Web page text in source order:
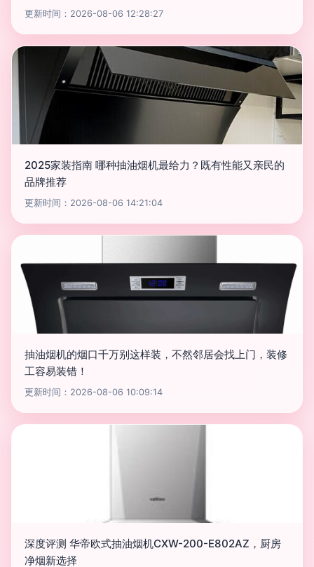
更新时间：2026-08-06 12:28:27
2025家装指南 哪种抽油烟机最给力？既有性能又亲民的
品牌推荐
更新时间：2026-08-06 14:21:04
抽油烟机的烟口千万别这样装，不然邻居会找上门，装修
工容易装错！
更新时间：2026-08-06 10:09:14
深度评测 华帝欧式抽油烟机CXW-200-E802AZ，厨房
净烟新选择